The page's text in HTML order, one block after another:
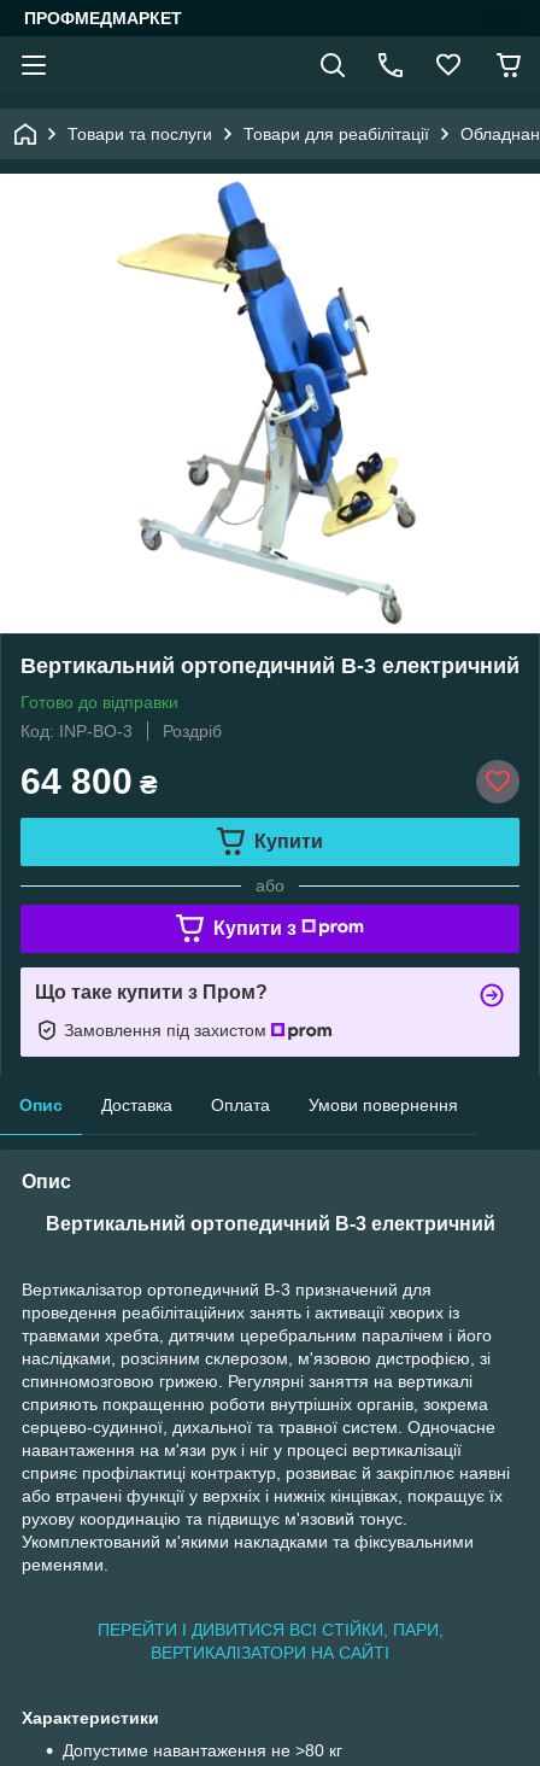
ПРОФМЕДМАРКЕТ
Товари та послуги Товари для реабілітації
Вертикальний ортопедичний В-3 електричний
Готово до відправки
Код: INP-ВО-3
Роздріб
64 800 ₴
Купити
або
Купити з
Що таке купити з Пром?
Замовлення під захистом
Опис Доставка Оплата Умови повернення
Опис
Вертикальний ортопедичний В-3 електричний
Вертикалізатор ортопедичний В-3 призначений для
проведення реабілітаційних занять і активації хворих із
травмами хребта, дитячим церебральним паралічем і його
наслідками, розсіяним склерозом, м'язовою дистрофією, зі
спинномозговою грижею. Регулярні заняття на вертикалі
сприяють покращенню роботи внутрішніх органів, зокрема
серцево-судинної, дихальної та травної систем. Одночасне
навантаження на м'язи рук і ніг у процесі вертикалізації
сприяє профілактиці контрактур, розвиває й закріплює наявні
або втрачені функції у верхніх і нижніх кінцівках, покращує їх
рухову координацію та підвищує м'язовий тонус.
Укомплектований м'якими накладками та фіксувальними
ременями.
ПЕРЕЙТИ І ДИВИТИСЯ ВСІ СТІЙКИ, ПАРИ,
ВЕРТИКАЛІЗАТОРИ НА САЙТІ
Характеристики
Допустиме навантаження не >80 кг